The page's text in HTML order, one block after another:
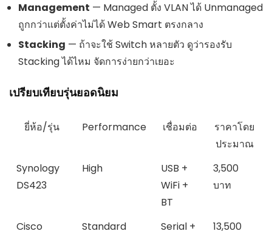
Management — Managed ตั้ง VLAN ได้ Unmanaged
ถูกกว่าแต่ตั้งค่าไม่ได้ Web Smart ตรงกลาง
Stacking — ถ้าจะใช้ Switch หลายตัว ดูว่ารองรับ
Stacking ได้ไหม จัดการง่ายกว่าเยอะ
เปรียบเทียบรุ่นยอดนิยม
ยี่ห้อ/รุ่น Performance เชื่อมต่อ
ราคาโดย
ประมาณ
Synology
DS423
High
USB +
WiFi +
BT
3,500
บาท
Cisco Standard Serial + 13,500